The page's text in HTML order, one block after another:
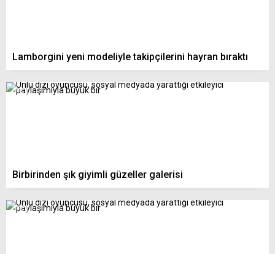
Lamborgini yeni modeliyle takipçilerini hayran bıraktı
Birbirinden şık giyimli güzeller galerisi